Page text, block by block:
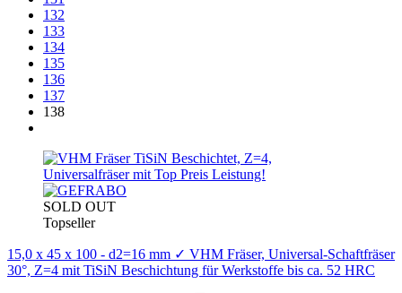
132
133
134
135
136
137
138
SOLD OUT
Topseller
15,0 x 45 x 100 - d2=16 mm ✓ VHM Fräser, Universal-Schaftfräser
30°, Z=4 mit TiSiN Beschichtung für Werkstoffe bis ca. 52 HRC